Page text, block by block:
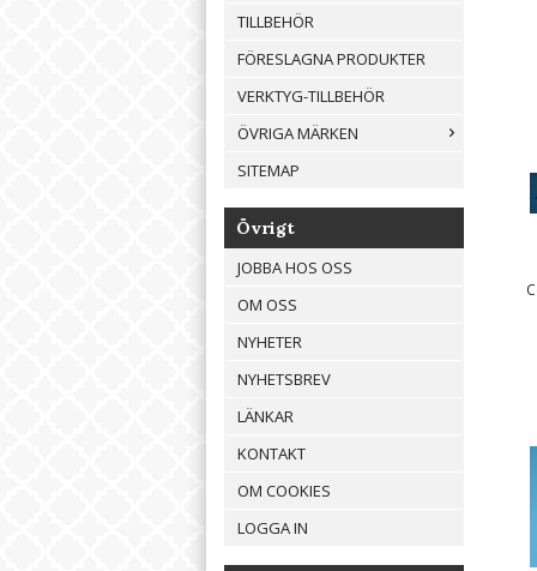
TILLBEHÖR
FÖRESLAGNA PRODUKTER
VERKTYG-TILLBEHÖR
ÖVRIGA MÄRKEN
SITEMAP
Övrigt
JOBBA HOS OSS
OM OSS
NYHETER
NYHETSBREV
LÄNKAR
KONTAKT
OM COOKIES
LOGGA IN